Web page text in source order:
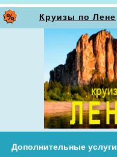
Круизы по Лене
Дополнительные услуги